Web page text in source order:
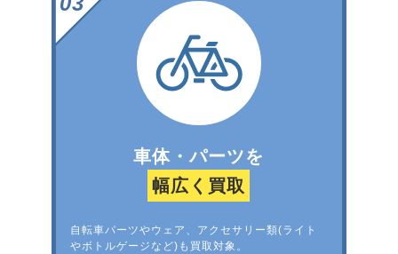
車体・パーツを
幅広く買取
自転車パーツやウェア、アクセサリー類(ライト
やボトルゲージなど)も買取対象。